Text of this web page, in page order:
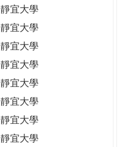
靜宜大學
靜宜大學
靜宜大學
靜宜大學
靜宜大學
靜宜大學
靜宜大學
靜宜大學